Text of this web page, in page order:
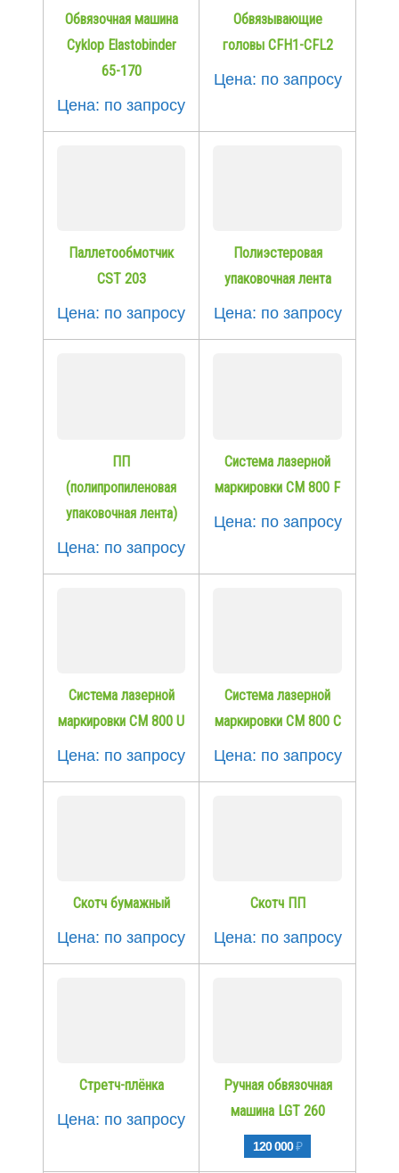
Обвязочная машина
Cyklop Elastobinder
65-170
Цена: по запросу
Обвязывающие
головы СFH1-CFL2
Цена: по запросу
Паллетообмотчик
CST 203
Цена: по запросу
Полиэстеровая
упаковочная лента
Цена: по запросу
ПП
(полипропиленовая
упаковочная лента)
Цена: по запросу
Система лазерной
маркировки СМ 800 F
Цена: по запросу
Система лазерной
маркировки СМ 800 U
Цена: по запросу
Система лазерной
маркировки СМ 800 С
Цена: по запросу
Скотч бумажный
Цена: по запросу
Скотч ПП
Цена: по запросу
Стретч-плёнка
Цена: по запросу
Ручная обвязочная
машина LGT 260
120 000₽